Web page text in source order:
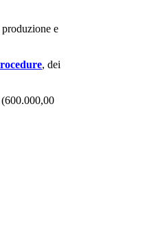
e
, dei